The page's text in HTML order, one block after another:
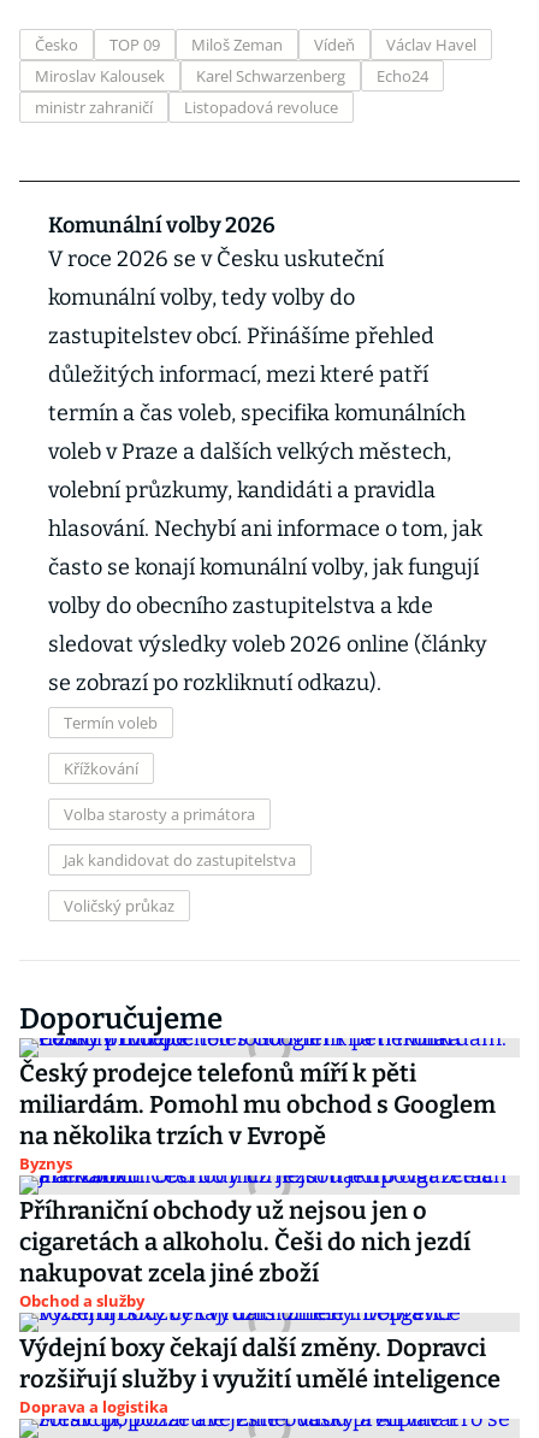
Česko TOP 09 Miloš Zeman Vídeň
Václav Havel
Miroslav Kalousek
Karel Schwarzenberg
Echo24
ministr zahraničí
Listopadová revoluce
Komunální volby 2026
V roce 2026 se v Česku uskuteční
komunální volby, tedy volby do
zastupitelstev obcí. Přinášíme přehled
důležitých informací, mezi které patří
termín a čas voleb, specifika komunálních
voleb v Praze a dalších velkých městech,
volební průzkumy, kandidáti a pravidla
hlasování. Nechybí ani informace o tom, jak
často se konají komunální volby, jak fungují
volby do obecního zastupitelstva a kde
sledovat výsledky voleb 2026 online (články
se zobrazí po rozkliknutí odkazu).
Termín voleb
Křížkování
Volba starosty a primátora
Jak kandidovat do zastupitelstva
Voličský průkaz
Doporučujeme
Český prodejce telefonů míří k pěti
miliardám. Pomohl mu obchod s Googlem
na několika trzích v Evropě
Byznys
Příhraniční obchody už nejsou jen o
cigaretách a alkoholu. Češi do nich jezdí
nakupovat zcela jiné zboží
Obchod a služby
Výdejní boxy čekají další změny. Dopravci
rozšiřují služby i využití umělé inteligence
Doprava a logistika